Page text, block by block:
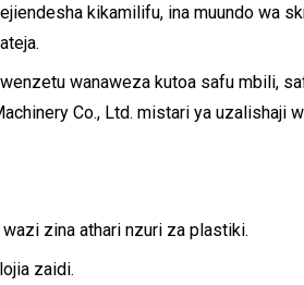
kikamilifu, ina muundo
wanaweza kutoa safu mbili,
Co., Ltd. mistari ya uzalishaji
zina athari nzuri za plastiki.
zaidi.